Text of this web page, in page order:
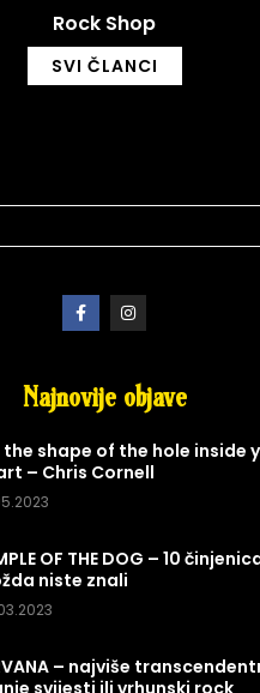
Rock Shop
SVI ČLANCI
Najnovije objave
the shape of the hole inside
– Chris Cornell
OF THE DOG – 10
niste znali
– najviše